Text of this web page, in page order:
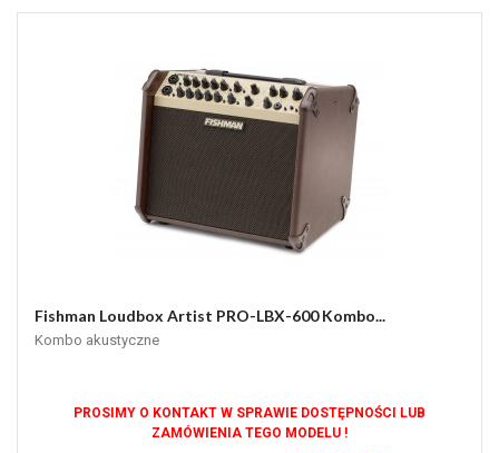
Fishman Loudbox Artist PRO-LBX-600 Kombo...
Kombo akustyczne
PROSIMY O KONTAKT W SPRAWIE DOSTĘPNOŚCI LUB
ZAMÓWIENIA TEGO MODELU !